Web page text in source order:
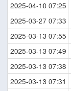
2025-04-10 07:25
2025-03-27 07:33
2025-03-13 07:55
2025-03-13 07:49
2025-03-13 07:38
2025-03-13 07:31